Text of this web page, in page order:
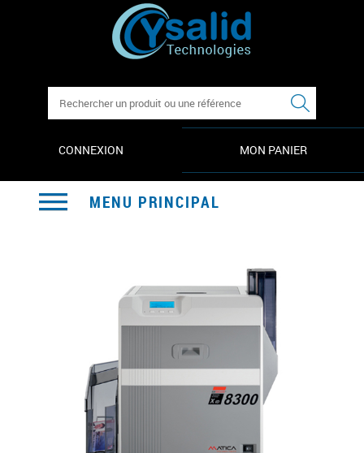
FORMULAIRE DE
RECHERCHE
CONNEXION MON PANIER
MENU PRINCIPAL
PRESTATIONS
QUI SOMMES-NOUS ?